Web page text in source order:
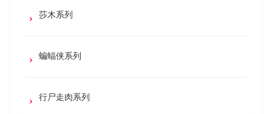
莎木系列
蝙蝠侠系列
行尸走肉系列